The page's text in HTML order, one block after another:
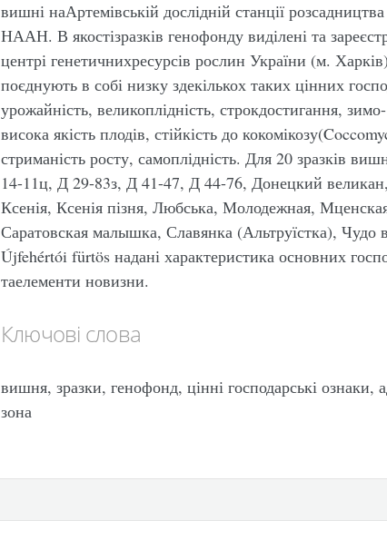
вишні наАртемівській дослідній станції
НААН. В якостізразків генофонду виділені та
центрі генетичнихресурсів рослин України (м.
поєднують в собі низку здекількох таких цінних
урожайність, великоплідність, строкдостигання, зимо-
висока якість плодів, стійкість до
стриманість росту, самоплідність. Для 20 зразків
14-11ц, Д 29-83з, Д 41-47, Д 44-76, Донецкий
Ксенія, Ксенія пізня, Любська, Молодежная,
Саратовская малышка, Славянка (Альтруїстка),
Újfehértói fürtös надані характеристика основних
таелементи новизни.
Ключові слова
вишня, зразки, генофонд, цінні господарські ознаки,
зона